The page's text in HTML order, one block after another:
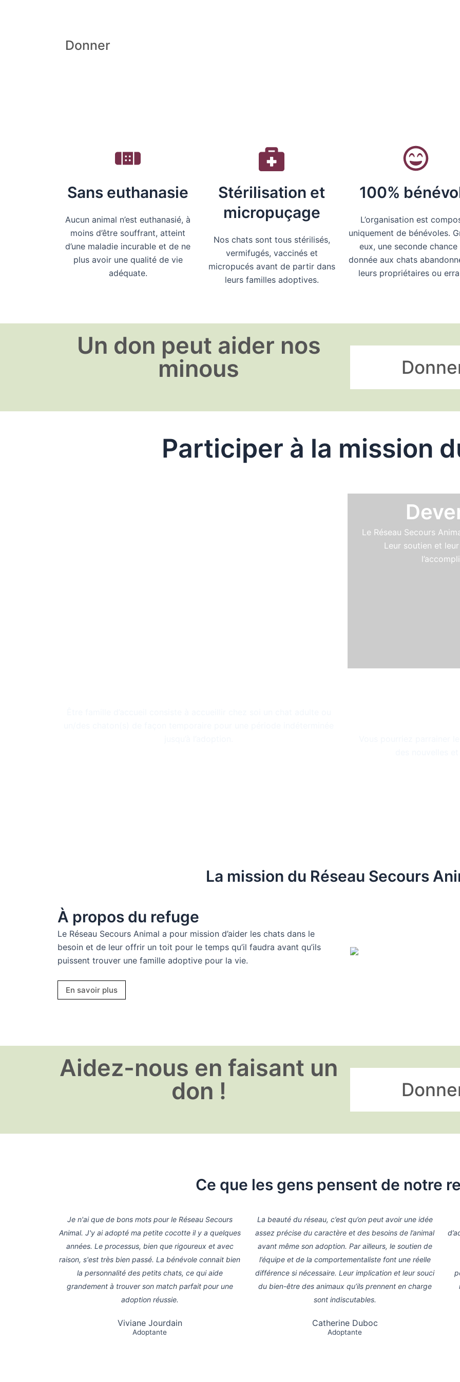
Donner
Sans euthanasie
Aucun animal n’est euthanasié, à
moins d’être souffrant, atteint
d’une maladie incurable et de ne
plus avoir une qualité de vie
adéquate.
Stérilisation et
micropuçage
Nos chats sont tous stérilisés,
vermifugés, vaccinés et
micropucés avant de partir dans
leurs familles adoptives.
100%
L’organisation est
uniquement de bénévoles.
eux, une seconde chance
donnée aux chats
leurs propriétaires ou
Un don peut aider nos
minous
Participer à la mission
Le Réseau Secours
Leur soutien et
La mission du Réseau Secours
À propos du refuge
Le Réseau Secours Animal a pour mission d’aider les chats dans le
besoin et de leur offrir un toit pour le temps qu’il faudra avant qu’ils
puissent trouver une famille adoptive pour la vie.
En savoir plus
Aidez-nous en faisant un
don !​
Ce que les gens pensent de notre
Je n'ai que de bons mots pour le Réseau Secours
Animal. J'y ai adopté ma petite cocotte il y a quelques
années. Le processus, bien que rigoureux et avec
raison, s'est très bien passé. La bénévole connait bien
la personnalité des petits chats, ce qui aide
grandement à trouver son match parfait pour une
adoption réussie.
Viviane Jourdain
Adoptante
La beauté du réseau, c’est qu’on peut avoir une idée
assez précise du caractère et des besoins de l’animal
avant même son adoption. Par ailleurs, le soutien de
l’équipe et de la comportementaliste font une réelle
différence si nécessaire. Leur implication et leur souci
du bien-être des animaux qu’ils prennent en charge
sont indiscutables.
Catherine Duboc
Adoptante